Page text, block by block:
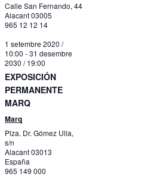
Calle San Fernando, 44
Alacant03005
965 12 12 14
1 setembre 2020 /
10:00 -31 desembre
2030 / 19:00
EXPOSICIÓN
PERMANENTE
MARQ
Marq
Plza. Dr. Gómez Ulla,
s/n
Alacant03013
España
965 149 000